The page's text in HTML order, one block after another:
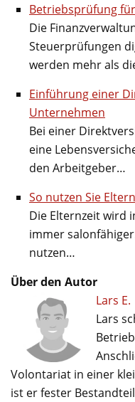
Betriebsprüfung
Die
Steuerprüfungen
werden mehr als
Einführung einer
Unternehmen
Bei einer
eine
den Arbeitgeber…
So nutzen Sie
Die Elternzeit wird
immer
nutzen…
Über den Autor
Lars E.
Lars
Volontariat in einer
ist er fester